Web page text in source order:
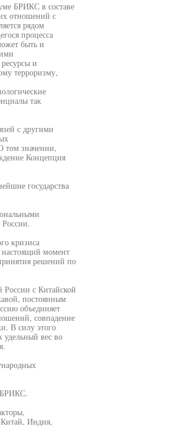
БРИКС в составе
отношений с
рядом
процесса
быть и
и
терроризму,
так
с другими
том значении,
Концепция
государства
России.
кризиса
момент
решений по
России с Китайской
постоянным
объединяет
совпадение
В силу этого
удельный вес во
БРИКС.
Индия,